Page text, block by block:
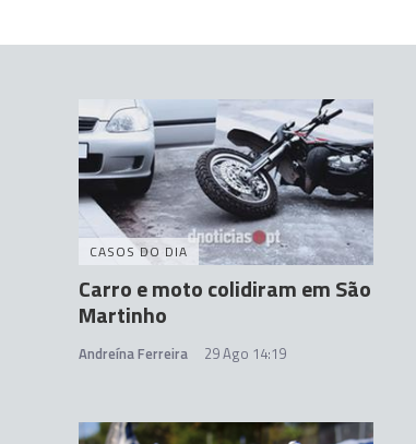
CASOS DO DIA
Carro e moto colidiram em São
Martinho
Andreína Ferreira 29 Ago 14:19